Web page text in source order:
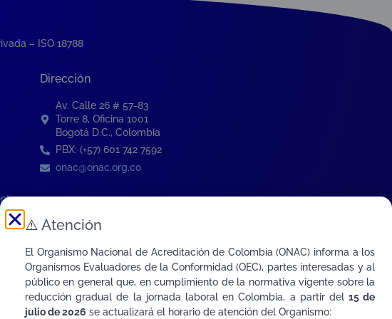
– ISO 18788
Dirección
Av. Calle 26 # 57-83
Torre 8, Oficina 1001
Bogotá D.C., Colombia
PBX: (+57) 601 742 7592
onac@onac.org.co
⚠️ Atención
El Organismo Nacional de Acreditación de Colombia (ONAC) informa a los
Organismos Evaluadores de la Conformidad (OEC), partes interesadas y al
público en general que, en cumplimiento de la normativa vigente sobre la
reducción gradual de la jornada laboral en Colombia, a partir del15 de
julio de 2026 se actualizará el horario de atención del Organismo: